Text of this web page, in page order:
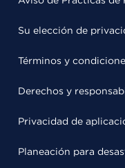
Su elección de
Términos y
Derechos y
Privacidad de
Planeación para